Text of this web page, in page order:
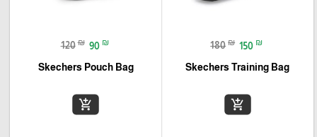
180 ₪ 150 ₪
Skechers Training Bag
add_shopping_cart
120 ₪ 90 ₪
Skechers Pouch Bag
add_shopping_cart